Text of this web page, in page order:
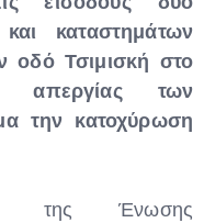
καταστημάτων
οδό Τσιμισκή στο
απεργίας των
την κατοχύρωση
της Ένωσης